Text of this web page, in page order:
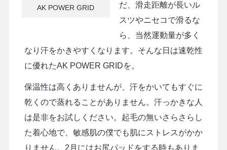
AK POWER GRID
だ、滑走距離が長いル
スツやニセコで滑るな
ら、当然運動量が多く
なり汗をかきやすくなります。そんな日は速乾性
に優れたAK POWER GRIDを。
保温性は高くありませんが、汗をかいてもすぐに
乾くので蒸れることがありません。汗っかきな人
は是非をお試しください。起毛の無いさらさらし
た着心地で、敏感肌の僕でも肌にストレスがかか
りません。2月にはお尻パッドをする時もありま